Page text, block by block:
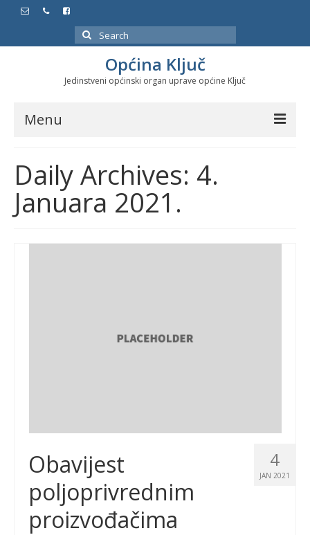
Search
for:
Općina Ključ
Jedinstveni općinski organ uprave općine Ključ
Menu
Službeni glasnici
Javne nabavke
Značajni datumi i manifestacije
Daily Archives: 4.
Januara 2021.
4
JAN 2021
Obavijest
poljoprivrednim
proizvođačima